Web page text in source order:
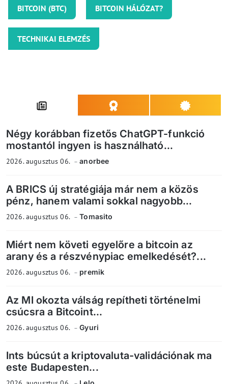
BITCOIN (BTC) BITCOIN HÁLÓZAT?
TECHNIKAI ELEMZÉS
Négy korábban fizetős ChatGPT-funkció
mostantól ingyen is használható...
2026. augusztus 06. anorbee
A BRICS új stratégiája már nem a közös
pénz, hanem valami sokkal nagyobb...
2026. augusztus 06. Tomasito
Miért nem követi egyelőre a bitcoin az
arany és a részvénypiac emelkedését?...
2026. augusztus 06. premik
Az MI okozta válság repítheti történelmi
csúcsra a Bitcoint...
2026. augusztus 06. Gyuri
Ints búcsút a kriptovaluta-validációnak ma
este Budapesten...